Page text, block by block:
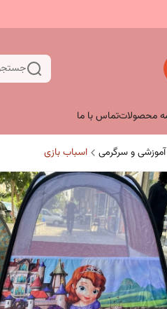
محصولاتتماس با ما
و سرگرمی اسباب بازی